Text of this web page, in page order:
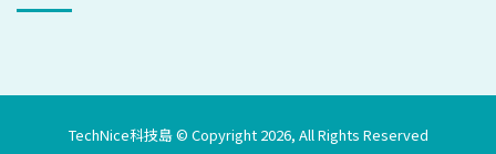
TechNice科技島 © Copyright 2026, All Rights Reserved